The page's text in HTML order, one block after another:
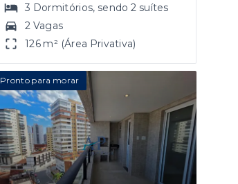
3 Dormitórios, sendo2 suítes
2 Vagas
126 m² (Área Privativa)
Pronto para morar